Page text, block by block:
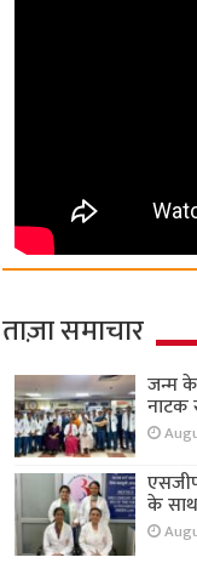
ताज़ा समाचार
जन्म
नाटक
के साथ